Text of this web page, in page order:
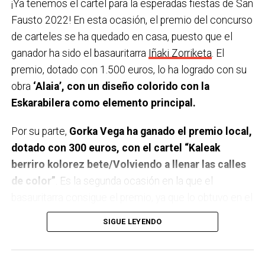
GUDA DANTZA en la plaza Arizgoiti
23:59 Verbena con la orquesta REMIX en la plaza San
Fausto.
Domingo 9 de octubre
9:00 Txupin desde el Ayuntamiento.
9:30 Torneo popular y federado de Tenis de mesa en
el polideportivo Urbi.
10:00 Diana de Gaiteros con B. Haizedoinu Gaiteroak.
10:30 Semifinales del campeonato Open de Bizkaia
2022 de pelota mano en los frontones de Artunduaga.
11:00 Divertido parque infantil en Arizko Ikastola de
¡Ya tenemos el cartel para la esperadas fiestas de San
Fausto 2022! En esta ocasión, el premio del concurso
de carteles se ha quedado en casa, puesto que el
ganador ha sido el basauritarra Iñaki Zorriketa. El
premio, dotado con 1.500 euros, lo ha logrado con su
obra ‘Alaia’, con un diseño colorido con la
Eskarabilera como elemento principal.
Por su parte, Gorka Vega ha ganado el premio local,
dotado con 300 euros, con el cartel “Kaleak
berriro kolorez bete/Volviendo a llenar las calles
de color” . Es la segunda ocasión en la que el
año 2018 con su trabajo “Basaurin jai mende erdi alai”.
Todos los trabajos, los carteles ganadores y el resto
de carteles presentados,serán expuestos en el
SIGUE LEYENDO